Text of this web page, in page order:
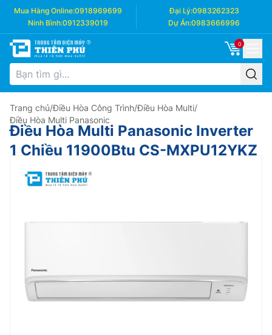
Mua Hàng Online:0918969699 Đại Lý:0983262323
Ninh Bình:0912339019 Dự Án:0983666996
0
Trang chủ/Điều Hòa Công Trình/Điều Hòa Multi/
Điều Hòa Multi Panasonic
Điều Hòa Multi Panasonic Inverter
1 Chiều 11900Btu CS-MXPU12YKZ